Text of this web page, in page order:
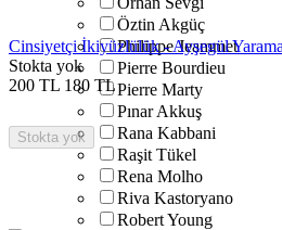
Öztin Akgüç
Philippe Jeammet
Pierre Bourdieu
Pierre Marty
Pınar Akkuş
Rana Kabbani
Raşit Tükel
Rena Molho
Riva Kastoryano
Robert Young
Cinsiyetçi İkiyüzlülük - Ayşegül
Stokta yok
200 TL 180 TL
Stokta yok